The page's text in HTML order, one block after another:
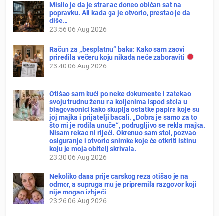
Mislio je da je stranac doneo običan sat na
popravku. Ali kada ga je otvorio, prestao je da
diše…
23:56 06 Aug 2026
Račun za „besplatnu“ baku: Kako sam zaovi
priredila večeru koju nikada neće zaboraviti
23:40 06 Aug 2026
Otišao sam kući po neke dokumente i zatekao
svoju trudnu ženu na koljenima ispod stola u
blagovaonici kako skuplja ostatke papira koje su
joj majka i prijatelji bacali. „Dobra je samo za to
što mi je rodila unuče“, podrugljivo se rekla majka.
Nisam rekao ni riječi. Okrenuo sam stol, pozvao
osiguranje i otvorio snimke koje će otkriti istinu
koju je moja obitelj skrivala.
23:30 06 Aug 2026
Nekoliko dana prije carskog reza otišao je na
odmor, a supruga mu je pripremila razgovor koji
nije mogao izbjeći
23:26 06 Aug 2026